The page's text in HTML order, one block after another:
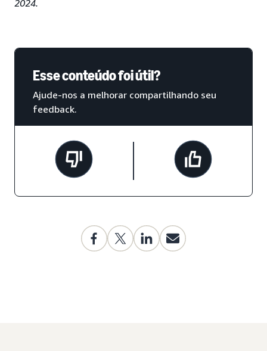
2024.
Esse conteúdo foi útil?
Ajude-nos a melhorar compartilhando seu
feedback.